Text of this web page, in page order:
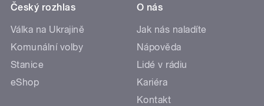
Český rozhlas
Válka na Ukrajině
Komunální volby
Stanice
eShop
O nás
Jak nás naladíte
Nápověda
Lidé v rádiu
Kariéra
Kontakt